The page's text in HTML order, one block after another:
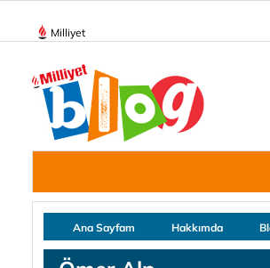
Milliyet
Ana Sayfam Hakkımda